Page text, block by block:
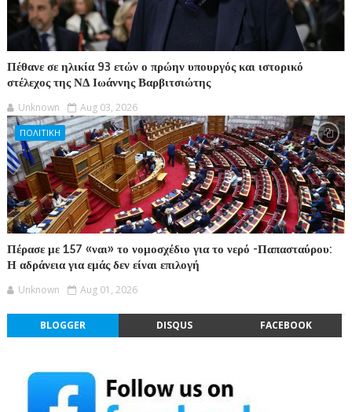
Πέθανε σε ηλικία 93 ετών ο πρώην υπουργός και ιστορικό
στέλεχος της ΝΔ Ιωάννης Βαρβιτσιώτης
Unknown Aug 03, 2026
ΠΟΛΙΤΙΚΗ
Πέρασε με 157 «ναι» το νομοσχέδιο για το νερό -Παπασταύρου:
Η αδράνεια για εμάς δεν είναι επιλογή
Unknown Aug 01, 2026
BLOGGER DISQUS FACEBOOK